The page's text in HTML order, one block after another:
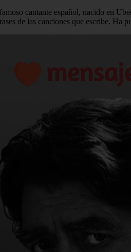
cantante español, nacido en
de las canciones que escribe.